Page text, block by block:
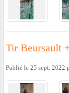
Tir Beursault
Publié le 25 sept. 2022